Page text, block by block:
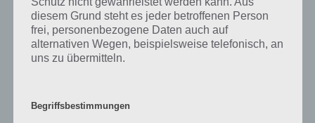
Auf WhatsApp teilen Teilen auf Facebook
diesem Grund steht es jeder betroffenen Person
frei, personenbezogene Daten auch auf
alternativen Wegen, beispielsweise telefonisch, an
uns zu übermitteln.
Begriffsbestimmungen